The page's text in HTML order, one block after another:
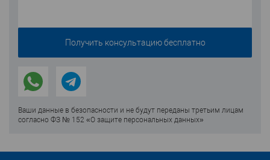
Ваши данные в безопасности и не будут переданы третьим лицам
согласно ФЗ № 152 «О защите персональных данных»